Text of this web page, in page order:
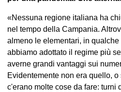
«Nessuna regione italiana ha
nel tempo della Campania.
almeno le elementari, in
abbiamo adottato il regime più
averne grandi vantaggi sui
Evidentemente non era quello,
c'erano molte cose da fare: turni